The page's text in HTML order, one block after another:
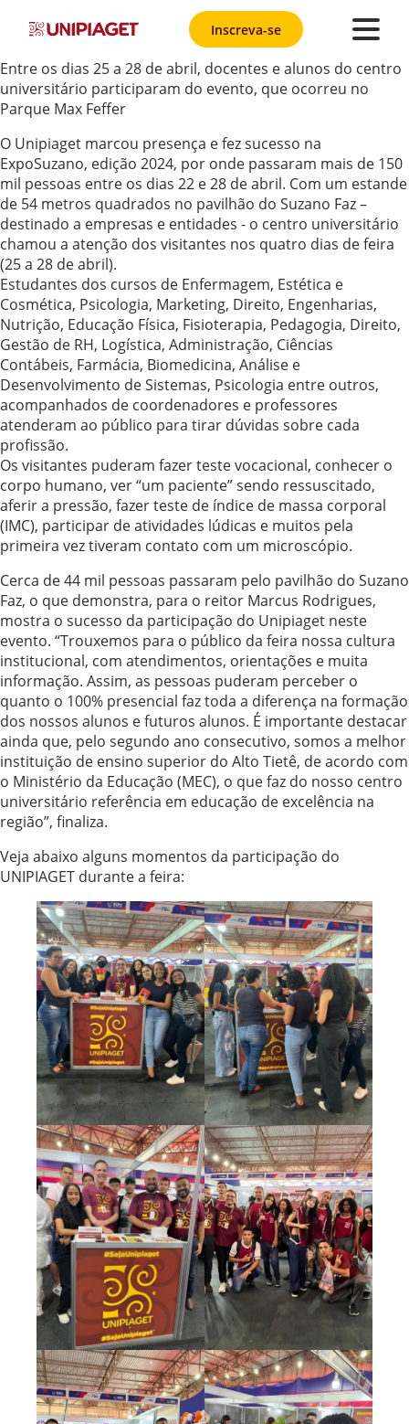
Inscreva-se
Entre os dias 25 a 28 de abril, docentes e alunos do centro
universitário participaram do evento, que ocorreu no
Parque Max Feffer
O Unipiaget marcou presença e fez sucesso na
ExpoSuzano, edição 2024, por onde passaram mais de 150
mil pessoas entre os dias 22 e 28 de abril. Com um estande
de 54 metros quadrados no pavilhão do Suzano Faz –
destinado a empresas e entidades - o centro universitário
chamou a atenção dos visitantes nos quatro dias de feira
(25 a 28 de abril).
Estudantes dos cursos de Enfermagem, Estética e
Cosmética, Psicologia, Marketing, Direito, Engenharias,
Nutrição, Educação Física, Fisioterapia, Pedagogia, Direito,
Gestão de RH, Logística, Administração, Ciências
Contábeis, Farmácia, Biomedicina, Análise e
Desenvolvimento de Sistemas, Psicologia entre outros,
acompanhados de coordenadores e professores
atenderam ao público para tirar dúvidas sobre cada
profissão.
Os visitantes puderam fazer teste vocacional, conhecer o
corpo humano, ver “um paciente” sendo ressuscitado,
aferir a pressão, fazer teste de índice de massa corporal
(IMC), participar de atividades lúdicas e muitos pela
primeira vez tiveram contato com um microscópio.
Cerca de 44 mil pessoas passaram pelo pavilhão do Suzano
Faz, o que demonstra, para o reitor Marcus Rodrigues,
mostra o sucesso da participação do Unipiaget neste
evento. “Trouxemos para o público da feira nossa cultura
institucional, com atendimentos, orientações e muita
informação. Assim, as pessoas puderam perceber o
quanto o 100% presencial faz toda a diferença na formação
dos nossos alunos e futuros alunos. É importante destacar
ainda que, pelo segundo ano consecutivo, somos a melhor
instituição de ensino superior do Alto Tietê, de acordo com
o Ministério da Educação (MEC), o que faz do nosso centro
universitário referência em educação de excelência na
região”, finaliza.
Veja abaixo alguns momentos da participação do
UNIPIAGET durante a feira: